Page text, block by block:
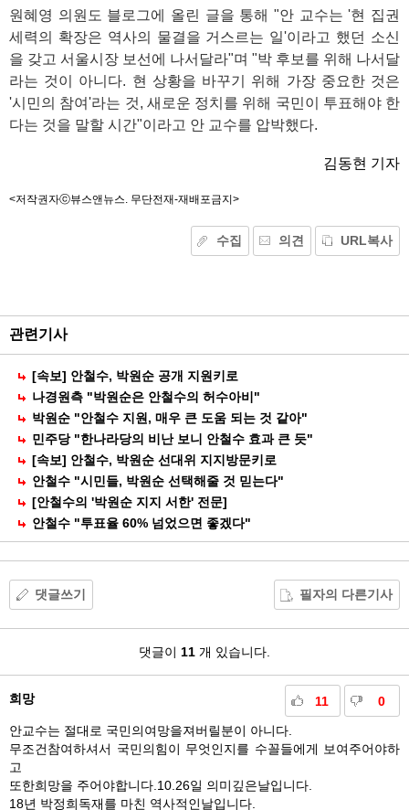
원혜영 의원도 블로그에 올린 글을 통해 "안 교수는 '현 집권
세력의 확장은 역사의 물결을 거스르는 일'이라고 했던 소신
을 갖고 서울시장 보선에 나서달라"며 "박 후보를 위해 나서달
라는 것이 아니다. 현 상황을 바꾸기 위해 가장 중요한 것은
'시민의 참여'라는 것, 새로운 정치를 위해 국민이 투표해야 한
다는 것을 말할 시간"이라고 안 교수를 압박했다.
김동현 기자
<저작권자ⓒ뷰스앤뉴스. 무단전재-재배포금지>
수집 의견 URL복사
공
유
관련기사
[속보] 안철수, 박원순 공개 지원키로
나경원측 "박원순은 안철수의 허수아비"
박원순 "안철수 지원, 매우 큰 도움 되는 것 같아"
민주당 "한나라당의 비난 보니 안철수 효과 큰 듯"
[속보] 안철수, 박원순 선대위 지지방문키로
안철수 "시민들, 박원순 선택해줄 것 믿는다"
[안철수의 '박원순 지지 서한' 전문]
안철수 "투표율 60% 넘었으면 좋겠다"
댓글쓰기 필자의 다른기사
글
댓글이 11 개 있습니다.
11 0
희망
안교수는 절대로 국민의여망을져버릴분이 아니다.
무조건참여하셔서 국민의힘이 무엇인지를 수꼴들에게 보여주어야하
고
또한희망을 주어야합니다.10.26일 의미깊은날입니다.
18년 박정희독재를 마친 역사적인날입니다.